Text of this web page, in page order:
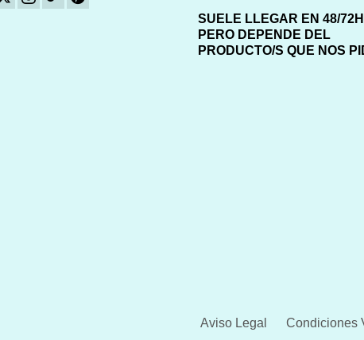
SUELE LLEGAR EN 48/
PERO DEPENDE DEL
PRODUCTO/S QUE NOS
Aviso Legal Condiciones